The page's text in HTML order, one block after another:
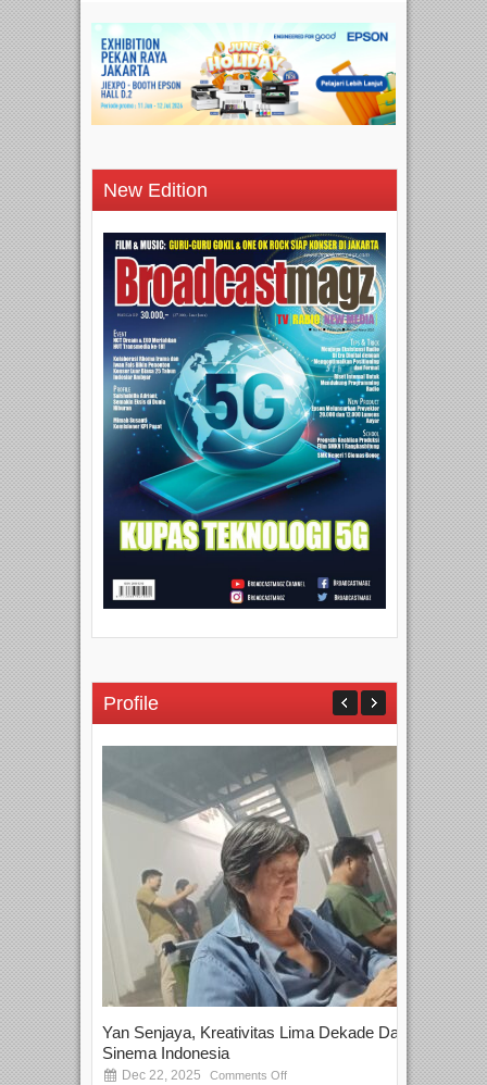
New Edition
Profile
Yan Senjaya, Kreativitas Lima Dekade Dalam
Sinema Indonesia
Dec 22, 2025 Comments Off